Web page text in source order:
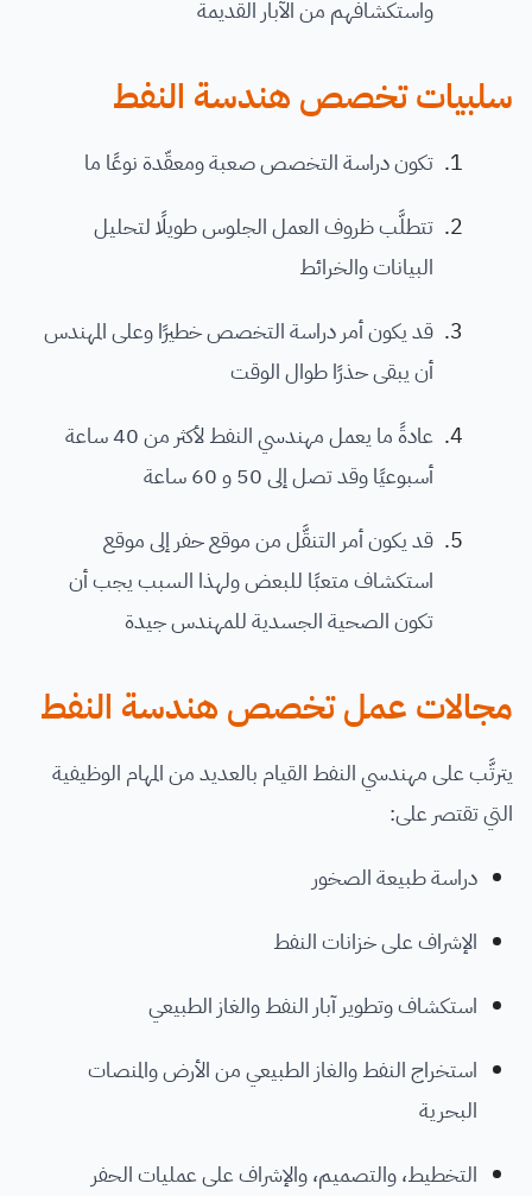
واستكشافهم من الآبار القديمة
سلبيات تخصص هندسة النفط
تكون دراسة التخصص صعبة ومعقّدة نوعًا ما
تتطلَّب ظروف العمل الجلوس طويلًا لتحليل
البيانات والخرائط
قد يكون أمر دراسة التخصص خطيرًا وعلى المهندس
أن يبقى حذرًا طوال الوقت
عادةً ما يعمل مهندسي النفط لأكثر من 40 ساعة
أسبوعيًا وقد تصل إلى 50 و 60 ساعة
قد يكون أمر التنقَّل من موقع حفر إلى موقع
استكشاف متعبًا للبعض ولهذا السبب يجب أن
تكون الصحية الجسدية للمهندس جيدة
مجالات عمل تخصص هندسة النفط
يترتَّب على مهندسي النفط القيام بالعديد من المهام الوظيفية
التي تقتصر على:
دراسة طبيعة الصخور
الإشراف على خزانات النفط
استكشاف وتطوير آبار النفط والغاز الطبيعي
استخراج النفط والغاز الطبيعي من الأرض والمنصات
البحرية
التخطيط، والتصميم، والإشراف على عمليات الحفر